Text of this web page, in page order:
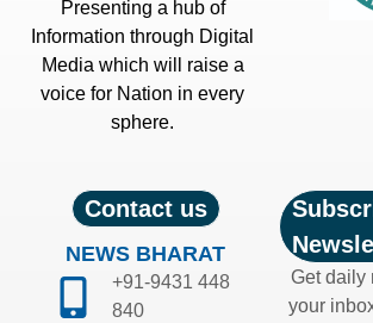
Presenting a hub of
Information through Digital
Media which will raise a
voice for Nation in every
sphere.
Contact us
NEWS BHARAT
+91-9431 448
840
Get daily
your